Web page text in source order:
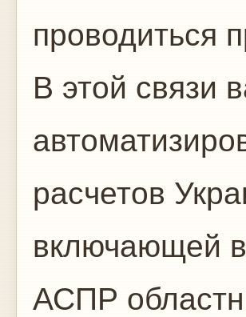
проводиться
В этой связи
расчетов
включающей
АСПР